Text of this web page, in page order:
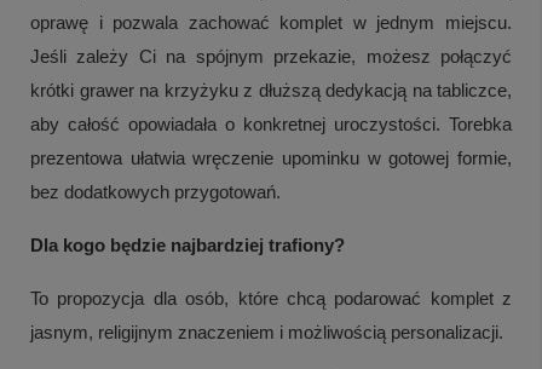
oprawę i pozwala zachować komplet w jednym miejscu.
Jeśli zależy Ci na spójnym przekazie, możesz połączyć
krótki grawer na krzyżyku z dłuższą dedykacją na tabliczce,
aby całość opowiadała o konkretnej uroczystości. Torebka
prezentowa ułatwia wręczenie upominku w gotowej formie,
bez dodatkowych przygotowań.
Dla kogo będzie najbardziej trafiony?
To propozycja dla osób, które chcą podarować komplet z
jasnym, religijnym znaczeniem i możliwością personalizacji.